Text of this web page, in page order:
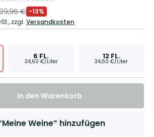
29,95€ -13%
zzgl. Versandkosten
6 FL.
34,60 €/Liter
12FL.
34,60 €/Liter
In den Warenkorb
Weine” hinzufügen